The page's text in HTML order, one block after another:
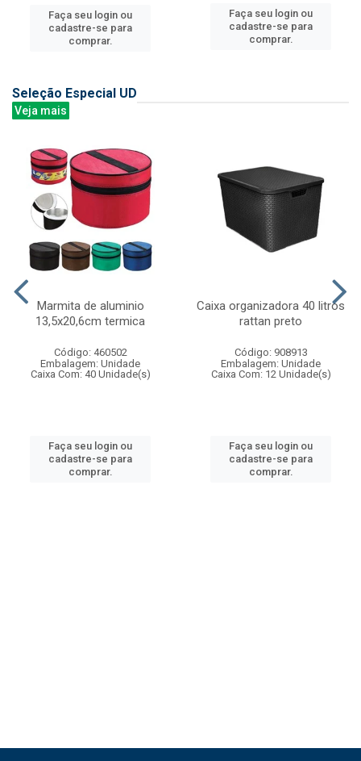
Faça seu login ou
cadastre-se para
comprar.
Faça seu login ou
cadastre-se para
comprar.
Seleção Especial UD
Veja mais
Marmita de aluminio
13,5x20,6cm termica
Código: 460502
Embalagem: Unidade
Caixa Com: 40 Unidade(s)
Faça seu login ou
cadastre-se para
comprar.
Caixa organizadora 40 litros
rattan preto
Código: 908913
Embalagem: Unidade
Caixa Com: 12 Unidade(s)
Faça seu login ou
cadastre-se para
comprar.